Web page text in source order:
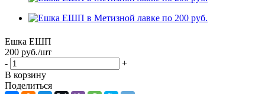
Ешка ЕШП
200 руб./шт
-
+
В корзину
Поделиться